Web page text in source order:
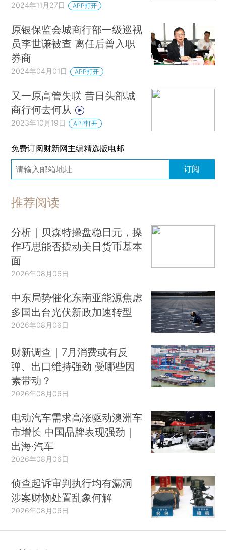
2024年11月27日 APP打开
原银保监会城商行部一级巡视
员李世谦被查 离任后曾入职
券商
2024年04月01日 APP打开
又一原高管失联 昔日头部城
商行何去何从
2023年10月19日 APP打开
免费订阅财新网主编精选版电邮
订阅
推荐阅读
分析｜贝森特操盘稳日元，操
作巧思能否撬动美日货币基本
面
2026年08月06日
中东局势催化东南亚能源焦虑
多国出台光伏新政加速转型
2026年08月06日
财新调查｜7月消费或有反
弹、出口维持强劲 受哪些因
素带动？
2026年08月06日
电动汽车需求高涨驱动澳洲车
市增长 中国品牌表现强劲｜
出海·汽车
2026年08月06日
侦查起诉审判执行均有漏洞
涉案财物处置乱象何解
2026年08月06日